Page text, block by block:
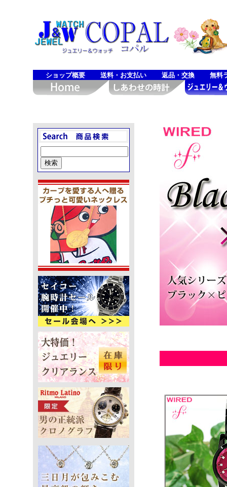
ショップ概要 送料・お支払い 返品・交換 無料